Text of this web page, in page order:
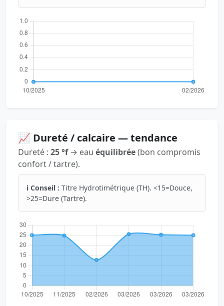
📈 Dureté / calcaire — tendance
Dureté : 25 °f→ eau équilibrée(bon compromis
confort / tartre).
ℹ️ Conseil : Titre Hydrotimétrique (TH). <15=Douce,
>25=Dure (Tartre).